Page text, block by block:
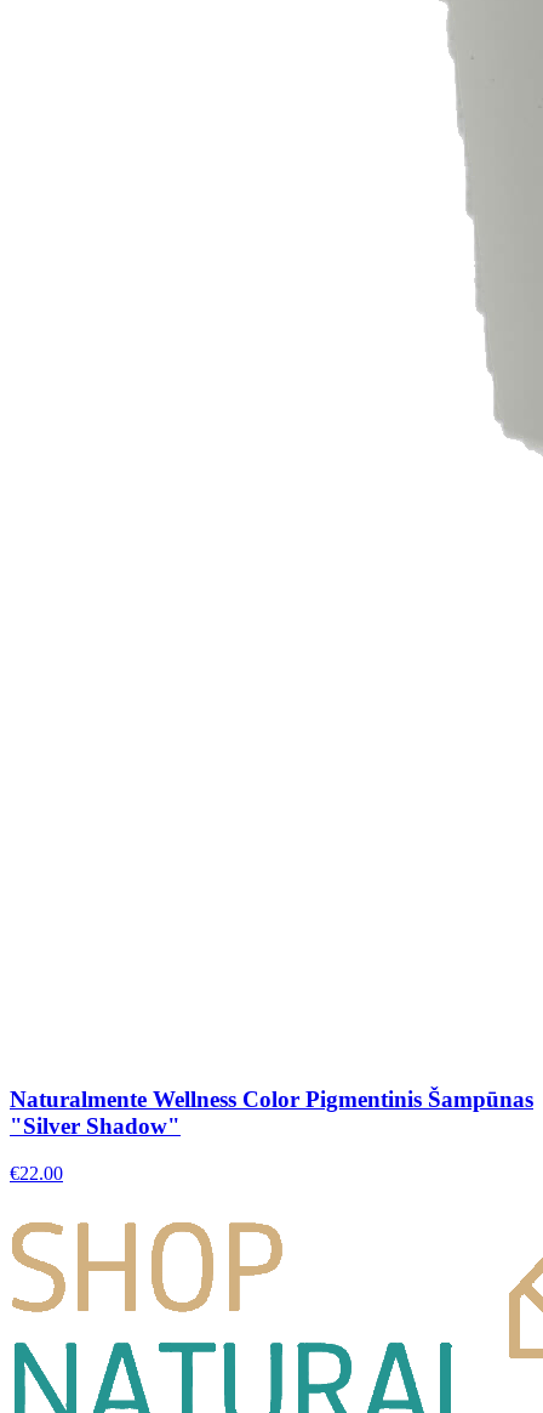
Naturalmente Wellness Color Pigmentinis Šampūnas
"Silver Shadow"
€22.00